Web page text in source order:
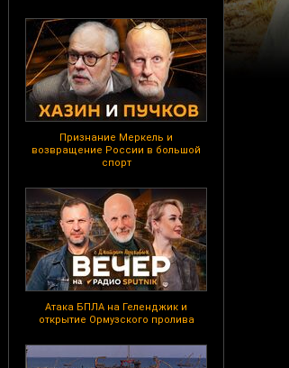
Признание Меркель и
возвращение России в большой
спорт
Атака БПЛА на Геленджик и
открытие Ормузского пролива